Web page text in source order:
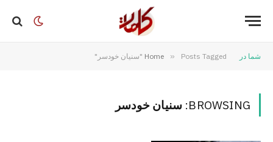
شما در Home » Posts Tagged "سنیان خودسر"
BROWSING: سنیان خودسر